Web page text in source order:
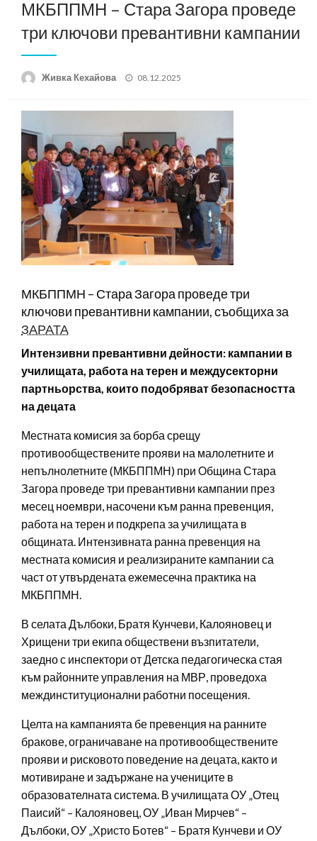
МКБППМН – Стара Загора проведе
три ключови превантивни кампании
Живка Кехайова
Posted
08.12.2025
МКБППМН – Стара Загора проведе три
ключови превантивни кампании, съобщиха за
ЗАРАТА
Интензивни превантивни дейности: кампании в
училищата, работа на терен и междусекторни
партньорства, които подобряват безопасността
на децата
Местната комисия за борба срещу
противообществените прояви на малолетните и
непълнолетните (МКБППМН) при Община Стара
Загора проведе три превантивни кампании през
месец ноември, насочени към ранна превенция,
работа на терен и подкрепа за училищата в
общината. Интензивната ранна превенция на
местната комисия и реализираните кампании са
част от утвърдената ежемесечна практика на
МКБППМН.
В селата Дълбоки, Братя Кунчеви, Калояновец и
Хрищени три екипа обществени възпитатели,
заедно с инспектори от Детска педагогическа стая
към районните управления на МВР, проведоха
междинституционални работни посещения.
Целта на кампанията бе превенция на ранните
бракове, ограничаване на противообществените
прояви и рисковото поведение на децата, както и
мотивиране и задържане на учениците в
образователната система. В училищата ОУ „Отец
Паисий“ – Калояновец, ОУ „Иван Мирчев“ –
Дълбоки, ОУ „Христо Ботев“ – Братя Кунчеви и ОУ